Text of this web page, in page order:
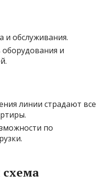
и обслуживания.
оборудования и
линии страдают все
по
схема